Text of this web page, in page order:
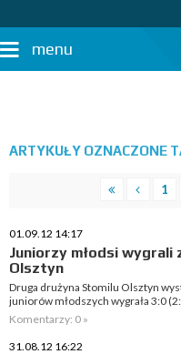
menu
ARTYKUŁY OZNACZONE
1
01.09.12 14:17
Juniorzy młodsi wygrali
Olsztyn
Druga drużyna Stomilu Olsztyn
juniorów młodszych wygrała 3:0
Komentarzy: 0 »
31.08.12 16:22